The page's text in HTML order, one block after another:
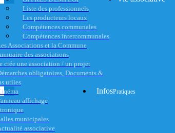
Liste des professionnels
Les producteurs locaux
Compétences communales
Compétences intercommunales
Associations et la Commune
des associations
crée une association / un projet
obligatoires, Documents &
utiles
affichage
municipales
associative
InfosPratiques